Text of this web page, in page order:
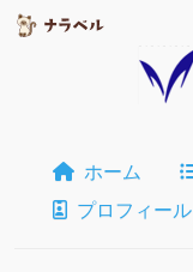
ホーム
プロフィール